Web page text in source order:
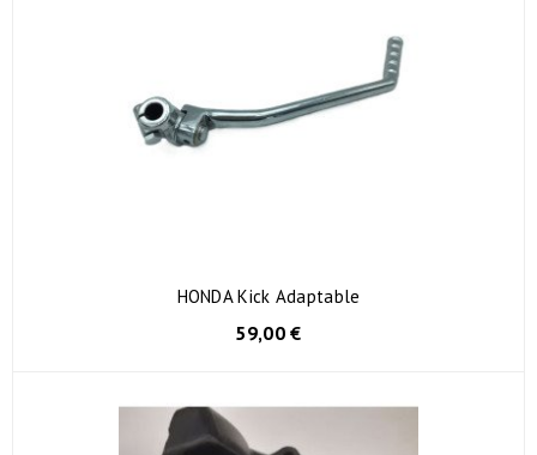
HONDA Kick Adaptable
59,00 €